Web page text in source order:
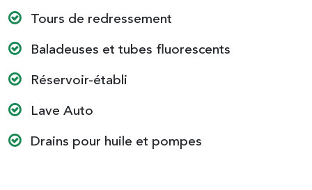
Tours de redressement
Baladeuses et tubes fluorescents
Réservoir-établi
Lave Auto
Drains pour huile et pompes